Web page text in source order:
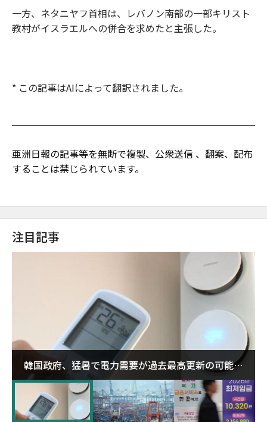
一方、ネタニヤフ首相は、レバノン南部の一部キリスト
教村がイスラエルへの併合を求めたと主張した。
* この記事はAIによって翻訳されました。
亜洲日報の記事等を無断で複製、公衆送信 、翻案、配布
することは禁じられています。
注目記事
韓国政府、猛暑で電力需要が過去最高更新の可能性
に需給対応体制を点検